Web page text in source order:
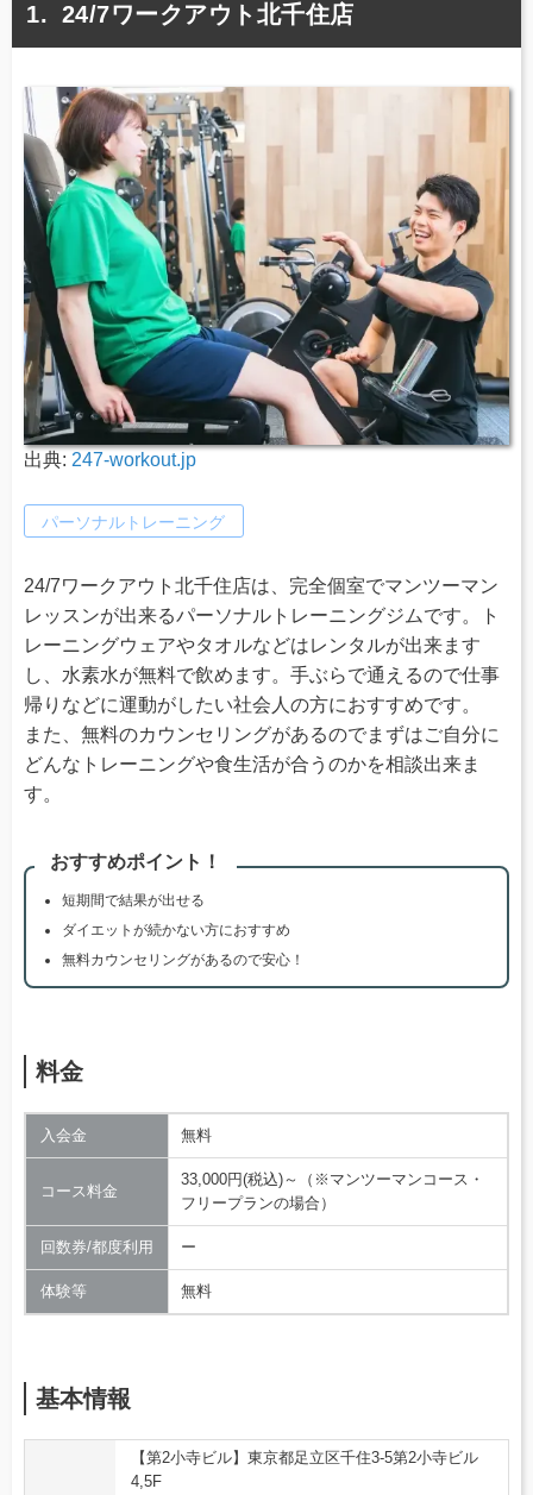
24/7ワークアウト北千住店
出典: 247-workout.jp
パーソナルトレーニング
24/7ワークアウト北千住店は、完全個室でマンツーマン
レッスンが出来るパーソナルトレーニングジムです。ト
レーニングウェアやタオルなどはレンタルが出来ます
し、水素水が無料で飲めます。手ぶらで通えるので仕事
帰りなどに運動がしたい社会人の方におすすめです。
また、無料のカウンセリングがあるのでまずはご自分に
どんなトレーニングや食生活が合うのかを相談出来ま
す。
おすすめポイント！
短期間で結果が出せる
ダイエットが続かない方におすすめ
無料カウンセリングがあるので安心！
料金
入会金 無料
コース料金
33,000円(税込)～（※マンツーマンコース・
フリープランの場合）
回数券/都度利用 ー
体験等 無料
基本情報
【第2小寺ビル】東京都足立区千住3-5第2小寺ビル
4,5F